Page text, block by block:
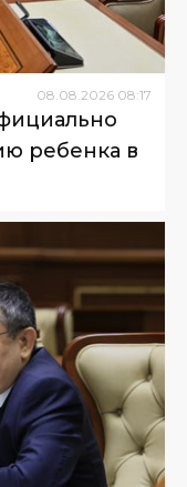
08 08 2026 08:17
ребенка в